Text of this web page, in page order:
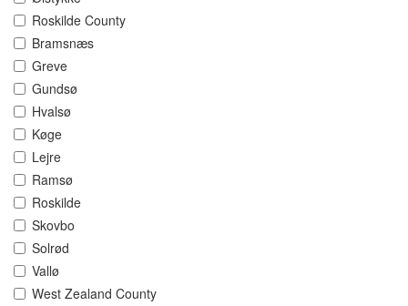
Roskilde County
Bramsnæs
Greve
Gundsø
Hvalsø
Køge
Lejre
Ramsø
Roskilde
Skovbo
Solrød
Vallø
West Zealand County